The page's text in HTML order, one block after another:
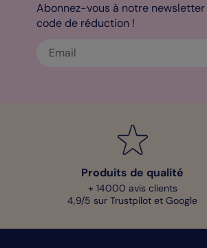
Abonnez-vous à notre
code de réduction !
Produits de qualité
+ 14000 avis clients
4,9/5 sur Trustpilot et Google